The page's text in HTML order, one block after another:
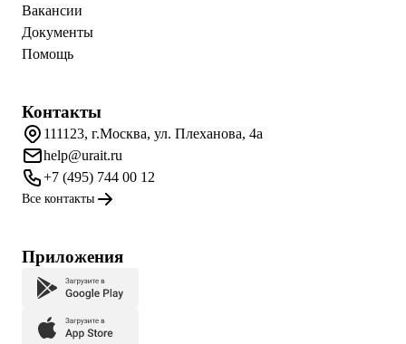
Вакансии
Документы
Помощь
Контакты
111123, г.Москва, ул. Плеханова, 4а
help@urait.ru
+7 (495) 744 00 12
Все контакты
Приложения